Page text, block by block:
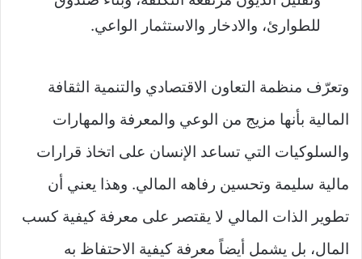
للطوارئ، والادخار والاستثمار الواعي.
وتعرّف منظمة التعاون الاقتصادي والتنمية الثقافة
المالية بأنها مزيج من الوعي والمعرفة والمهارات
والسلوكيات التي تساعد الإنسان على اتخاذ قرارات
مالية سليمة وتحسين رفاهه المالي. وهذا يعني أن
تطوير الذات المالي لا يقتصر على معرفة كيفية كسب
المال، بل يشمل أيضاً معرفة كيفية الاحتفاظ به